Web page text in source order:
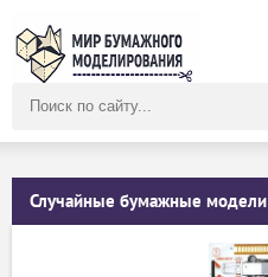
сайту
Случайные бумажные модели